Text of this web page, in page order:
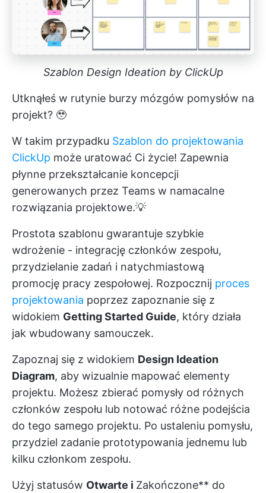
Szablon Design Ideation by ClickUp
Utknąłeś w rutynie burzy mózgów pomysłów na
projekt? 🥹
W takim przypadku Szablon do projektowania
ClickUp może uratować Ci życie! Zapewnia
płynne przekształcanie koncepcji
generowanych przez Teams w namacalne
rozwiązania projektowe.💡
Prostota szablonu gwarantuje szybkie
wdrożenie - integrację członków zespołu,
przydzielanie zadań i natychmiastową
promocję pracy zespołowej. Rozpocznij proces
projektowania poprzez zapoznanie się z
widokiem Getting Started Guide, który działa
jak wbudowany samouczek.
Zapoznaj się z widokiem Design Ideation
Diagram, aby wizualnie mapować elementy
projektu. Możesz zbierać pomysły od różnych
członków zespołu lub notować różne podejścia
do tego samego projektu. Po ustaleniu pomysłu,
przydziel zadanie prototypowania jednemu lub
kilku członkom zespołu.
Użyj statusów Otwarte i Zakończone** do